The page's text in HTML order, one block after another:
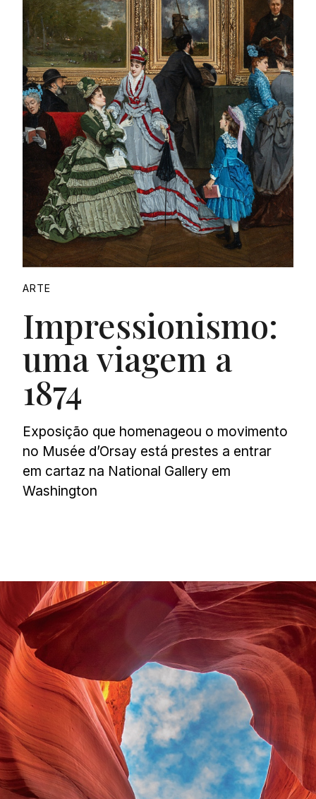
Proudly
ARTE
Impressionismo:
uma viagem a
1874
Exposição que homenageou o movimento
no Musée d’Orsay está prestes a entrar
em cartaz na National Gallery em
Washington